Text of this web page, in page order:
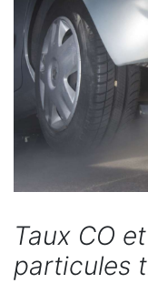
Taux CO
particules